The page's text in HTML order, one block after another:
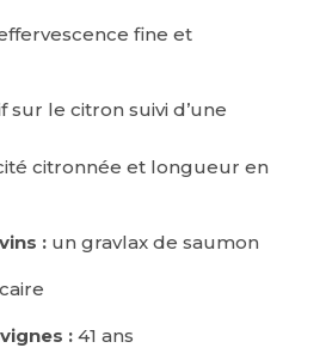
fine et
sur le citron suivi d’une
citronnée et longueur en
: un gravlax de saumon
:41 ans